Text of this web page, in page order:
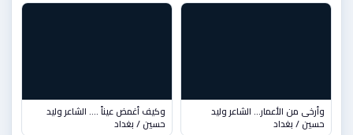
وأرخى من الأعمار... الشاعر وليد
حسين / بغداد
وكيف أغمض عيناً …. الشاعر وليد
حسين / بغداد